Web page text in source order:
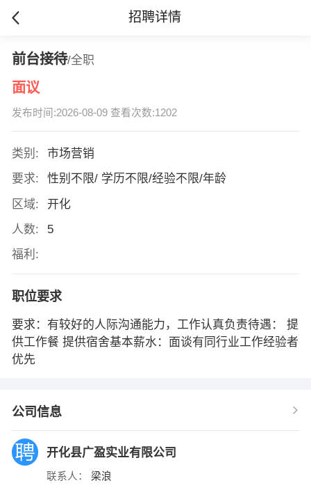
招聘详情
前台接待/全职
面议
发布时间:2026-08-09 查看次数:1202
类别:
市场营销
要求:
性别不限/ 学历不限/经验不限/年龄
区域:
开化
人数:
5
福利:
职位要求
要求：有较好的人际沟通能力，工作认真负责待遇： 提
供工作餐 提供宿舍基本薪水：面谈有同行业工作经验者
优先
公司信息
开化县广盈实业有限公司
联系人： 梁浪